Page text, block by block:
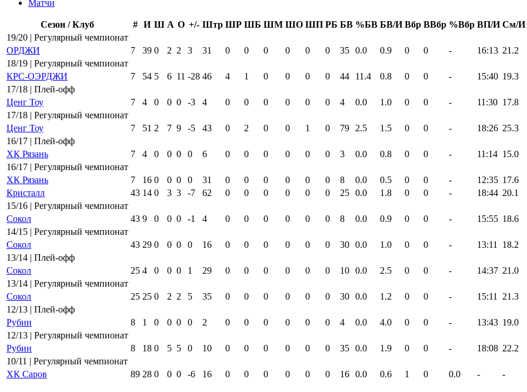
Матчи
Сезон / Клуб # И Ш А О +/- Штр ШР ШБ ШМ ШО ШП РБ БВ %БВ БВ/И Вбр ВВбр %Вбр ВП/И См/И
19/20 | Регулярный чемпионат
ОРДЖИ
7 39 0 2 2 3 31 0 0 0 0 0 0 35 0.0 0.9 0 0 - 16:13 21.2
18/19 | Регулярный чемпионат
КРС-ОЭРДЖИ
7 54 5 6 11 -28 46 4 1 0 0 0 0 44 11.4 0.8 0 0 - 15:40 19.3
17/18 | Плей-офф
Ценг Тоу
7 4 0 0 0 -3 4 0 0 0 0 0 0 4 0.0 1.0 0 0 - 11:30 17.8
17/18 | Регулярный чемпионат
Ценг Тоу
7 51 2 7 9 -5 43 0 2 0 0 1 0 79 2.5 1.5 0 0 - 18:26 25.3
16/17 | Плей-офф
ХК Рязань
7 4 0 0 0 0 6 0 0 0 0 0 0 3 0.0 0.8 0 0 - 11:14 15.0
16/17 | Регулярный чемпионат
ХК Рязань
7 16 0 0 0 0 31 0 0 0 0 0 0 8 0.0 0.5 0 0 - 12:35 17.6
Кристалл
43 14 0 3 3 -7 62 0 0 0 0 0 0 25 0.0 1.8 0 0 - 18:44 20.1
15/16 | Регулярный чемпионат
Сокол
43 9 0 0 0 -1 4 0 0 0 0 0 0 8 0.0 0.9 0 0 - 15:55 18.6
14/15 | Регулярный чемпионат
Сокол
43 29 0 0 0 0 16 0 0 0 0 0 0 30 0.0 1.0 0 0 - 13:11 18.2
13/14 | Плей-офф
Сокол
25 4 0 0 0 1 29 0 0 0 0 0 0 10 0.0 2.5 0 0 - 14:37 21.0
13/14 | Регулярный чемпионат
Сокол
25 25 0 2 2 5 35 0 0 0 0 0 0 30 0.0 1.2 0 0 - 15:11 21.3
12/13 | Плей-офф
Рубин
8 1 0 0 0 0 2 0 0 0 0 0 0 4 0.0 4.0 0 0 - 13:43 19.0
12/13 | Регулярный чемпионат
Рубин
8 18 0 5 5 0 10 0 0 0 0 0 0 35 0.0 1.9 0 0 - 18:08 22.2
10/11 | Регулярный чемпионат
ХК Саров
89 28 0 0 0 -6 16 0 0 0 0 0 0 16 0.0 0.6 1 0 0.0 - -